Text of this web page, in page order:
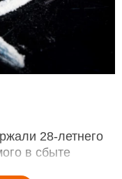
28-летнего
в сбыте